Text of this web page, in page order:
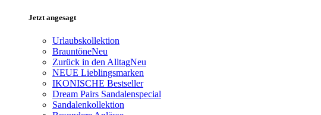
Jetzt angesagt
Urlaubskollektion
BrauntöneNeu
Zurück in den AlltagNeu
NEUE Lieblingsmarken
IKONISCHE Bestseller
Dream Pairs Sandalenspecial
Sandalenkollektion